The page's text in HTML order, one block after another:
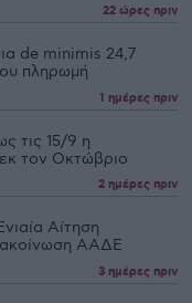
22 ώρες πριν
de minimis 24,7
πληρωμή
1 ημέρες πριν
τις 15/9 η
τον Οκτώβριο
2 ημέρες πριν
Αίτηση
ΑΑΔΕ
3 ημέρες πριν